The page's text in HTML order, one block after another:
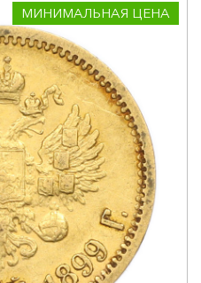
МИНИМАЛЬНАЯ ЦЕНА